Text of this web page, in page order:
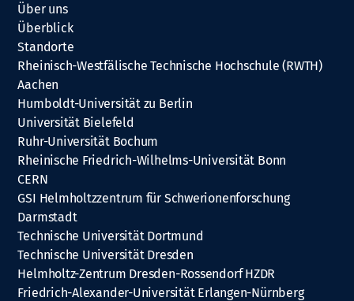
Über uns
Überblick
Standorte
Rheinisch-Westfälische Technische Hochschule (RWTH)
Aachen
Humboldt-Universität zu Berlin
Universität Bielefeld
Ruhr-Universität Bochum
Rheinische Friedrich-Wilhelms-Universität Bonn
CERN
GSI Helmholtzzentrum für Schwerionenforschung
Darmstadt
Technische Universität Dortmund
Technische Universität Dresden
Helmholtz-Zentrum Dresden-Rossendorf HZDR
Friedrich-Alexander-Universität Erlangen-Nürnberg